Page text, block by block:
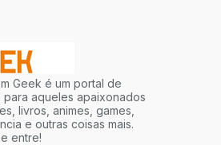
Geek é um portal de
aqueles apaixonados
livros, animes, games,
e outras coisas mais.
entre!